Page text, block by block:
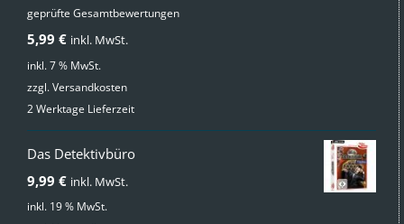
Bewertet
von 5
geprüfte Gesamtbewertungen
5,99 € inkl. MwSt.
inkl. 7 % MwSt.
zzgl.Versandkosten
2 Werktage Lieferzeit
Das Detektivbüro
9,99 € inkl. MwSt.
inkl. 19 % MwSt.